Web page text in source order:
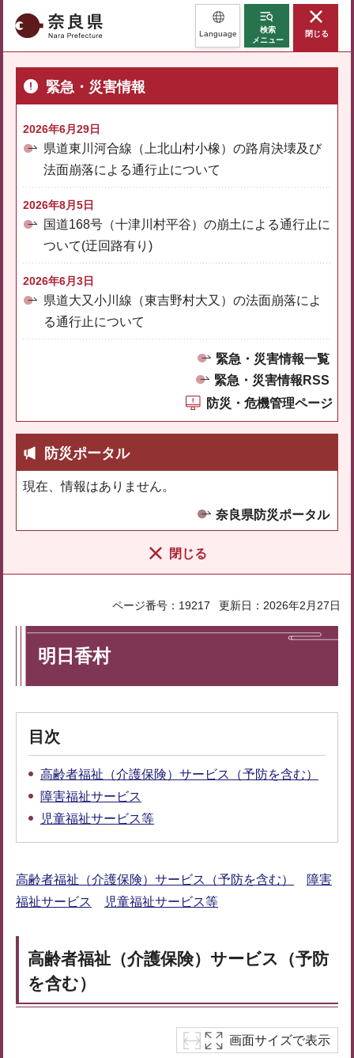
奈良県 Language
検索
メニュー
閉じる
緊急・災害情報
2026年6月29日
県道東川河合線（上北山村小橡）の路肩決壊及び
法面崩落による通行止について
2026年8月5日
国道168号（十津川村平谷）の崩土による通行止に
ついて(迂回路有り)
2026年6月3日
県道大又小川線（東吉野村大又）の法面崩落によ
る通行止について
緊急・災害情報一覧
緊急・災害情報RSS
防災・危機管理ページ
防災ポータル
現在、情報はありません。
奈良県防災ポータル
閉じる
ページ番号：19217 更新日：2026年2月27日
明日香村
目次
高齢者福祉（介護保険）サービス（予防を含む）
障害福祉サービス
児童福祉サービス等
高齢者福祉（介護保険）サービス（予防を含む）
障害
福祉サービス
児童福祉サービス等
高齢者福祉（介護保険）サービス（予防
を含む）
画面サイズで表示